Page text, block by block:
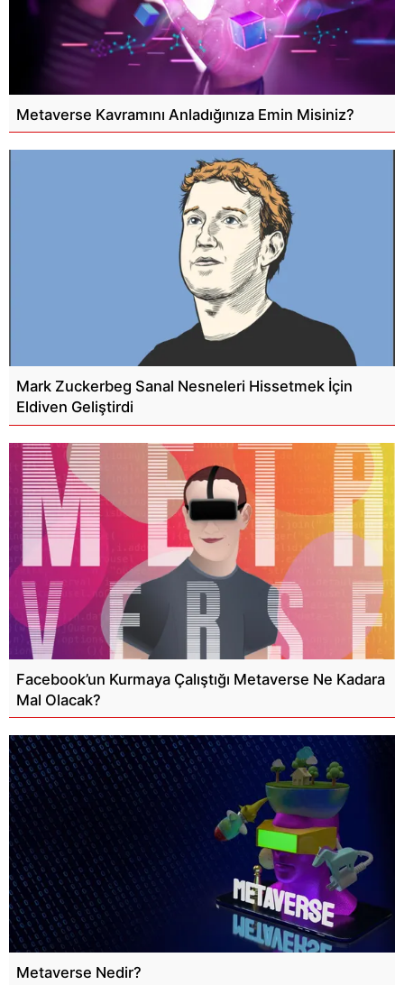
Metaverse Kavramını Anladığınıza Emin Misiniz?
Mark Zuckerbeg Sanal Nesneleri Hissetmek İçin
Eldiven Geliştirdi
Facebook’un Kurmaya Çalıştığı Metaverse Ne Kadara
Mal Olacak?
Metaverse Nedir?